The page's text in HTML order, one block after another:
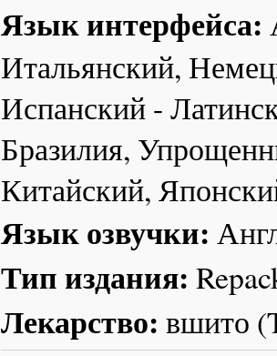
Язык интерфейса:
Итальянский,
Испанский -
Бразилия,
Китайский,
Язык озвучки:
Тип издания:
Лекарство: вшито